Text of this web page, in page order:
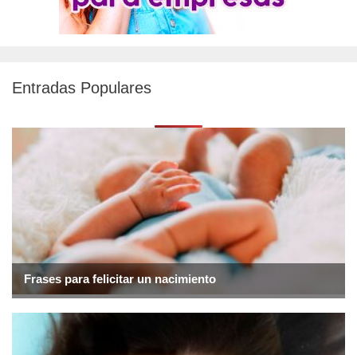
Entradas Populares
Frases para felicitar un nacimiento